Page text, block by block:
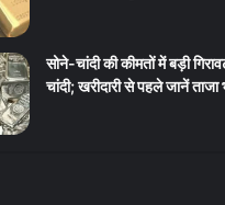
सोने-चांदी की कीमतों में बड़ी
चांदी; खरीदारी से पहले जानें ताजा